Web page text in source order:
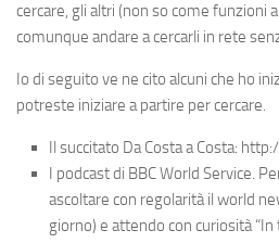
cercare, gli altri (non so come funzioni
comunque andare a cercarli in rete
Io di seguito ve ne cito alcuni che ho
potreste iniziare a partire per cercare.
Il succitato Da Costa a Costa:
I podcast di BBC World Service.
ascoltare con regolarità il world
giorno) e attendo con curiosità